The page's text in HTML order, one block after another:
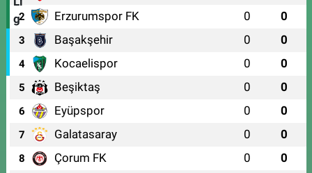
2 Erzurumspor FK 0 0
3 Başakşehir 0 0
4 Kocaelispor 0 0
5 Beşiktaş 0 0
6 Eyüpspor 0 0
7 Galatasaray 0 0
8 Çorum FK 0 0